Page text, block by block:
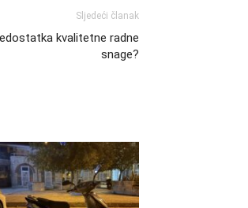
Sljedeći članak
kvalitetne radne
snage?